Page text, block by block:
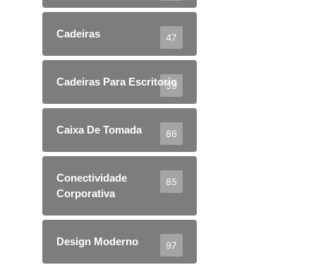
Cadeiras 47
Cadeiras Para Escritorio
59
Caixa De Tomada 86
Conectividade
Corporativa
85
Design Moderno 97